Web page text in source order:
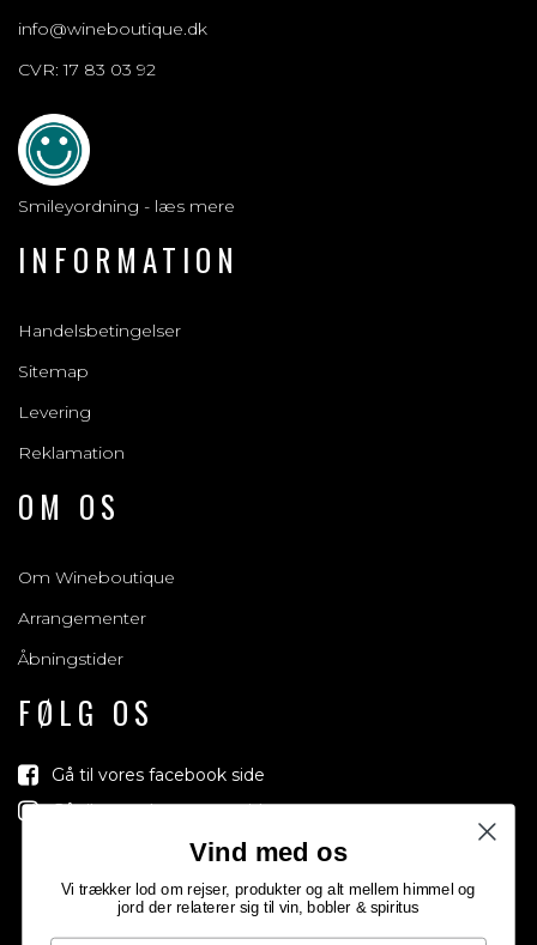
Vind med os
Vi trækker lod om rejser, produkter og alt mellem himmel og
jord der relaterer sig til vin, bobler & spiritus
info@wineboutique.dk
CVR: 17 83 03 92
Smileyordning - læs mere
INFORMATION
Handelsbetingelser
Sitemap
Levering
Reklamation
OM OS
Om Wineboutique
Arrangementer
Åbningstider
FØLG OS
Gå til vores facebook side
Gå til vores Instagram side